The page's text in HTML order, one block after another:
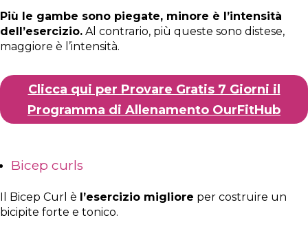
Più le gambe sono piegate, minore è l’intensità
dell’esercizio. Al contrario, più queste sono distese,
maggiore è l’intensità.
Clicca qui per Provare Gratis 7 Giorni il
Programma di Allenamento OurFitHub
Bicep curls
Il Bicep Curl è l’esercizio migliore per costruire un
bicipite forte e tonico.